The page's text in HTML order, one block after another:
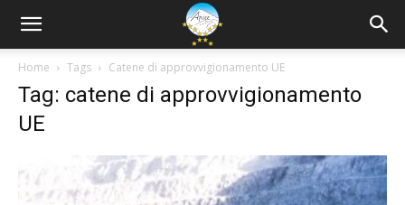
Home Tags Catene di approvvigionamento UE
Tag: catene di approvvigionamento
UE